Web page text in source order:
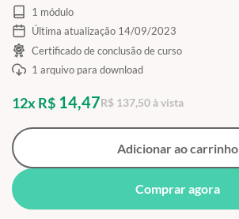
1 módulo
Última atualização 14/09/2023
Certificado de conclusão de curso
1 arquivo para download
12x R$ 14,47R$ 137,50 à vista
Adicionar ao carrinho
Comprar agora